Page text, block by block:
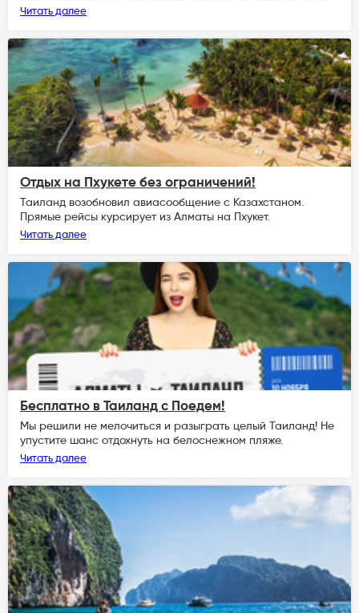
Читать далее
Отдых на Пхукете без ограничений!
Таиланд возобновил авиасообщение с Казахстаном.
Прямые рейсы курсирует из Алматы на Пхукет.
Читать далее
Бесплатно в Таиланд с Поедем!
Мы решили не мелочиться и разыграть целый Таиланд! Не
упустите шанс отдохнуть на белоснежном пляже.
Читать далее